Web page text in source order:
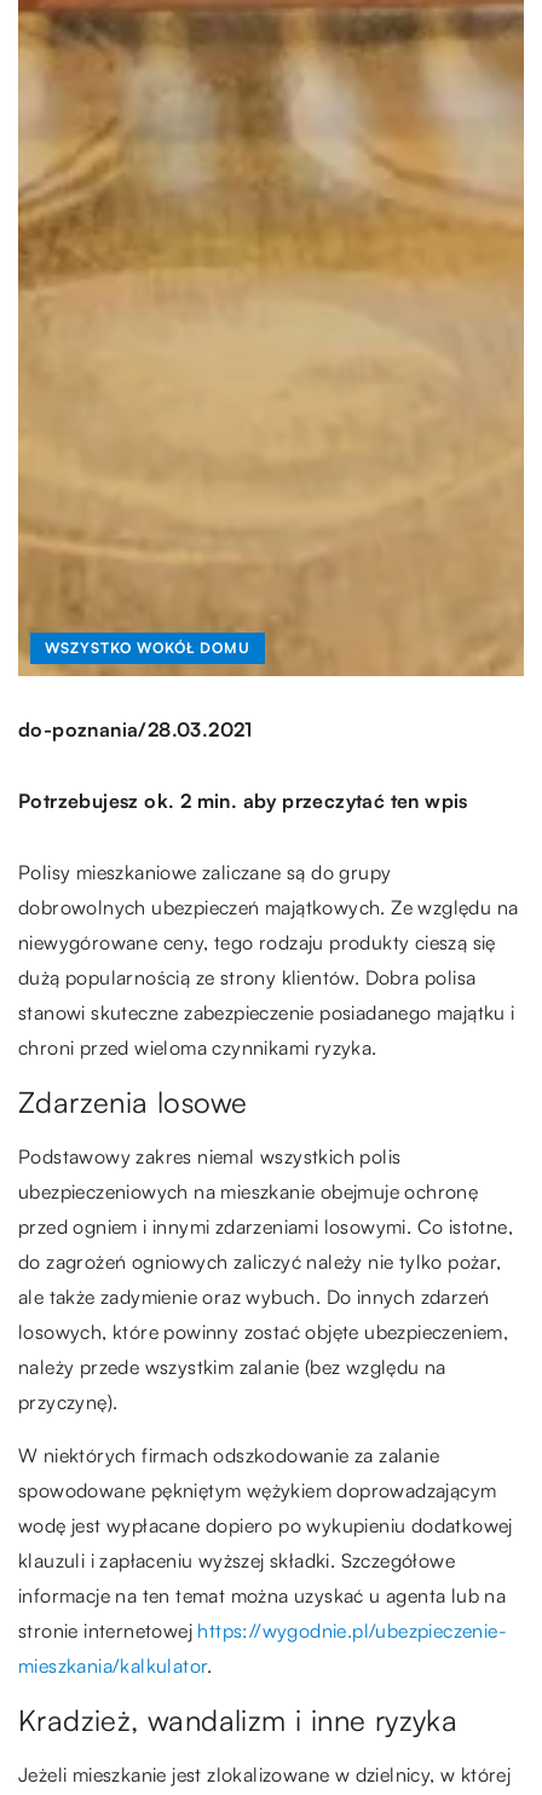
WSZYSTKO WOKÓŁ DOMU
do-poznania/28.03.2021
Potrzebujesz ok. 2 min. aby przeczytać ten wpis
Polisy mieszkaniowe zaliczane są do grupy
dobrowolnych ubezpieczeń majątkowych. Ze względu na
niewygórowane ceny, tego rodzaju produkty cieszą się
dużą popularnością ze strony klientów. Dobra polisa
stanowi skuteczne zabezpieczenie posiadanego majątku i
chroni przed wieloma czynnikami ryzyka.
Zdarzenia losowe
Podstawowy zakres niemal wszystkich polis
ubezpieczeniowych na mieszkanie obejmuje ochronę
przed ogniem i innymi zdarzeniami losowymi. Co istotne,
do zagrożeń ogniowych zaliczyć należy nie tylko pożar,
ale także zadymienie oraz wybuch. Do innych zdarzeń
losowych, które powinny zostać objęte ubezpieczeniem,
należy przede wszystkim zalanie (bez względu na
przyczynę).
W niektórych firmach odszkodowanie za zalanie
spowodowane pękniętym wężykiem doprowadzającym
wodę jest wypłacane dopiero po wykupieniu dodatkowej
klauzuli i zapłaceniu wyższej składki. Szczegółowe
informacje na ten temat można uzyskać u agenta lub na
stronie internetowej https://wygodnie.pl/ubezpieczenie-
mieszkania/kalkulator.
Kradzież, wandalizm i inne ryzyka
Jeżeli mieszkanie jest zlokalizowane w dzielnicy, w której